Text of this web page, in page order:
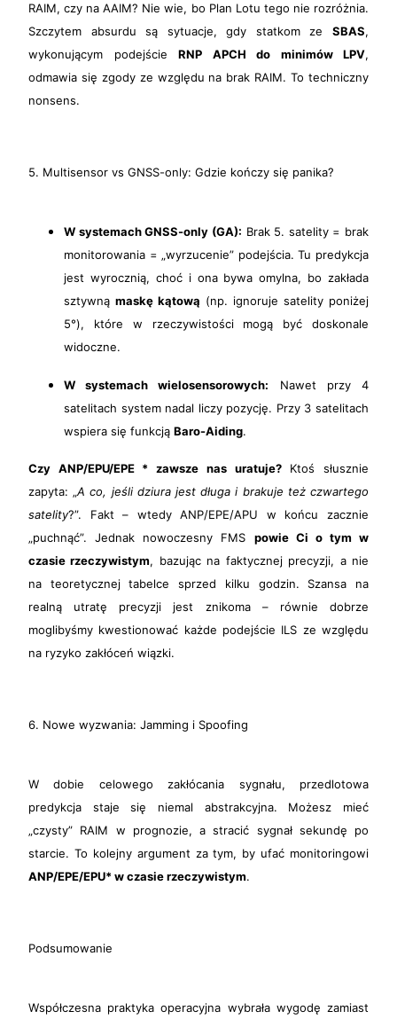
RAIM, czy na AAIM? Nie wie, bo Plan Lotu tego nie rozróżnia.
Szczytem absurdu są sytuacje, gdy statkom ze SBAS,
wykonującym podejście RNP APCH do minimów LPV,
odmawia się zgody ze względu na brak RAIM. To techniczny
nonsens.
5. Multisensor vs GNSS-only: Gdzie kończy się panika?
W systemach GNSS-only (GA): Brak 5. satelity = brak
monitorowania = „wyrzucenie” podejścia. Tu predykcja
jest wyrocznią, choć i ona bywa omylna, bo zakłada
sztywną maskę kątową (np. ignoruje satelity poniżej
5°), które w rzeczywistości mogą być doskonale
widoczne.
W systemach wielosensorowych: Nawet przy 4
satelitach system nadal liczy pozycję. Przy 3 satelitach
wspiera się funkcją Baro-Aiding.
Czy ANP/EPU/EPE * zawsze nas uratuje?Ktoś słusznie
zapyta: „A co, jeśli dziura jest długa i brakuje też czwartego
satelity?”. Fakt – wtedy ANP/EPE/APU w końcu zacznie
„puchnąć”. Jednak nowoczesny FMS powie Ci o tym w
czasie rzeczywistym, bazując na faktycznej precyzji, a nie
na teoretycznej tabelce sprzed kilku godzin. Szansa na
realną utratę precyzji jest znikoma – równie dobrze
moglibyśmy kwestionować każde podejście ILS ze względu
na ryzyko zakłóceń wiązki.
6. Nowe wyzwania: Jamming i Spoofing
W dobie celowego zakłócania sygnału, przedlotowa
predykcja staje się niemal abstrakcyjna. Możesz mieć
„czysty” RAIM w prognozie, a stracić sygnał sekundę po
starcie. To kolejny argument za tym, by ufać monitoringowi
ANP/EPE/EPU* w czasie rzeczywistym.
Podsumowanie
Współczesna praktyka operacyjna wybrała wygodę zamiast